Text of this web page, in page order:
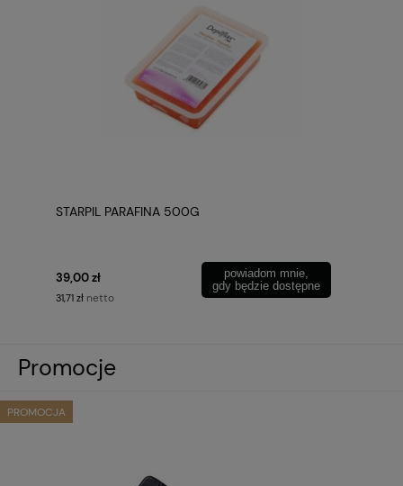
STARPIL PARAFINA 500G
39,00 zł
31,71 zł netto
powiadom mnie,
gdy będzie dostępne
Promocje
PROMOCJA